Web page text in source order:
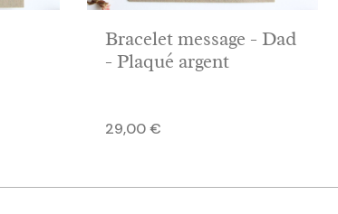
Bracelet message - Dad
- Plaqué argent
Prix
29,00 €